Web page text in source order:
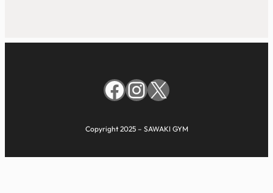
Facebook
Instagram
X
Copyright 2025 – SAWAKI GYM